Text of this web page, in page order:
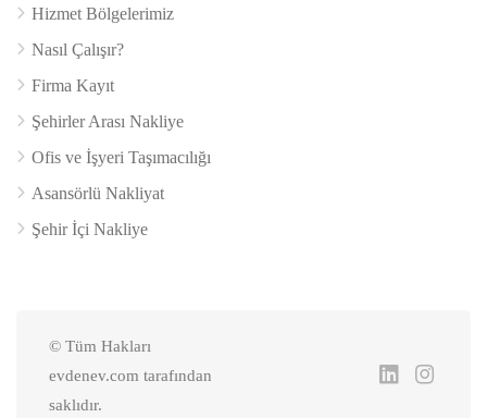
Hizmet Bölgelerimiz
Nasıl Çalışır?
Firma Kayıt
Şehirler Arası Nakliye
Ofis ve İşyeri Taşımacılığı
Asansörlü Nakliyat
Şehir İçi Nakliye
© Tüm Hakları
evdenev.com tarafından
saklıdır.